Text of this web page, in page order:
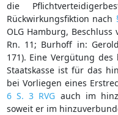
die
Rückwirkungsfiktion nach
OLG Hamburg, Beschluss
Rn. 11; Burhoff in:
171). Eine Vergütung
Staatskasse ist für das
bei Vorliegen eines
6 S. 3 RVG auch im
soweit er im